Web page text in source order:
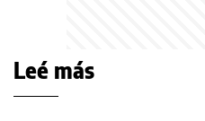
Leé más